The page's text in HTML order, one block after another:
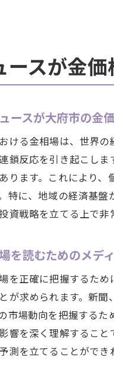
ースが金
ースが大府市の金
ける金相場は、世界
鎖反応を引き起こし
ります。これにより
特に、地域の経済基
資戦略を立てる上で非
を読むためのメデ
を正確に把握するた
が求められます。新
市場動向を把握する
響を深く理解するこ
測を立てることがで